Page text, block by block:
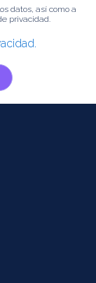
datos, así como a
privacidad.